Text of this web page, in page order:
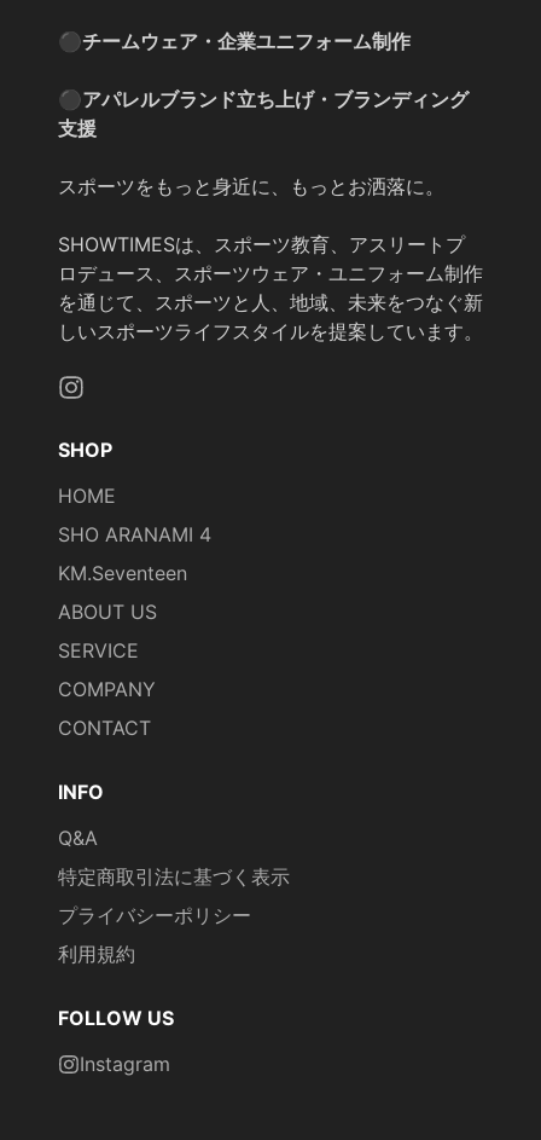
⚫︎チームウェア・企業ユニフォーム制作
⚫︎アパレルブランド立ち上げ・ブランディング
支援
スポーツをもっと身近に、もっとお洒落に。
SHOWTIMESは、スポーツ教育、アスリートプ
ロデュース、スポーツウェア・ユニフォーム制作
を通じて、スポーツと人、地域、未来をつなぐ新
しいスポーツライフスタイルを提案しています。
SHOP
HOME
SHO ARANAMI 4
KM.Seventeen
ABOUT US
SERVICE
COMPANY
CONTACT
INFO
Q&A
特定商取引法に基づく表示
プライバシーポリシー
利用規約
FOLLOW US
Instagram